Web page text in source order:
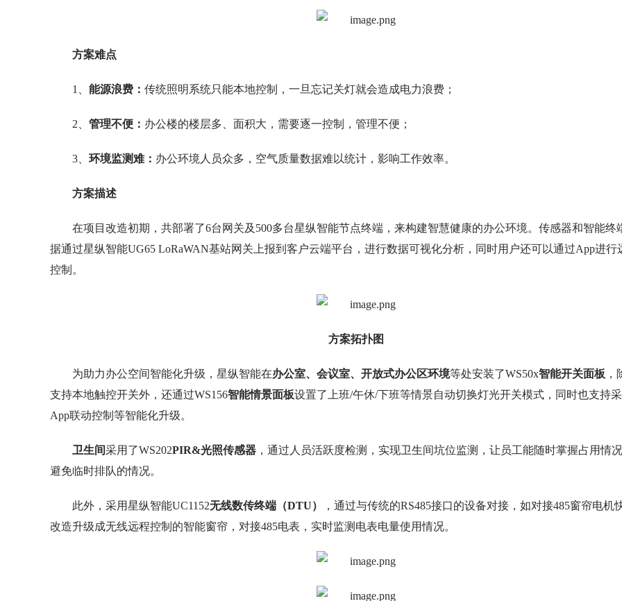
方案难点
1、 能源浪费： 传统照明系统只能本地控制，一旦忘记关灯就会造成电力浪费；
2、 管理不便： 办公楼的楼层多、面积大，需要逐一控制，管理不便；
3、 环境监测难： 办公环境人员众多，空气质量数据难以统计，影响工作效率。
方案描述
在项目改造初期，共部署了6台网关及500多台星纵智能节点终端，来构建智慧健康的办公环境。传感器和智能终
据通过星纵智能UG65 LoRaWAN基站网关上报到客户云端平台，进行数据可视化分析，同时用户还可以通过App进行
控制。
方案拓扑图
为助力办公空间智能化升级，星纵智能在办公室、会议室、开放式办公区环境等处安装了WS50x智能开关面板 ，
支持本地触控开关外，还通过WS156智能情景面板设置了上班/午休/下班等情景自动切换灯光开关模式，同时也支持采
App联动控制等智能化升级。
卫生间采用了WS202PIR&光照传感器 ，通过人员活跃度检测，实现卫生间坑位监测，让员工能随时掌握占用情况
避免临时排队的情况。
此外，采用星纵智能UC1152无线数传终端（DTU）
，通过与传统的RS485接口的设备对接，如对接485窗帘电机
改造升级成无线远程控制的智能窗帘，对接485电表，实时监测电表电量使用情况。